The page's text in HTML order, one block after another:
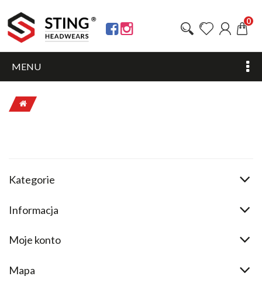
0
MENU
Kategorie
Informacja
Moje konto
Mapa